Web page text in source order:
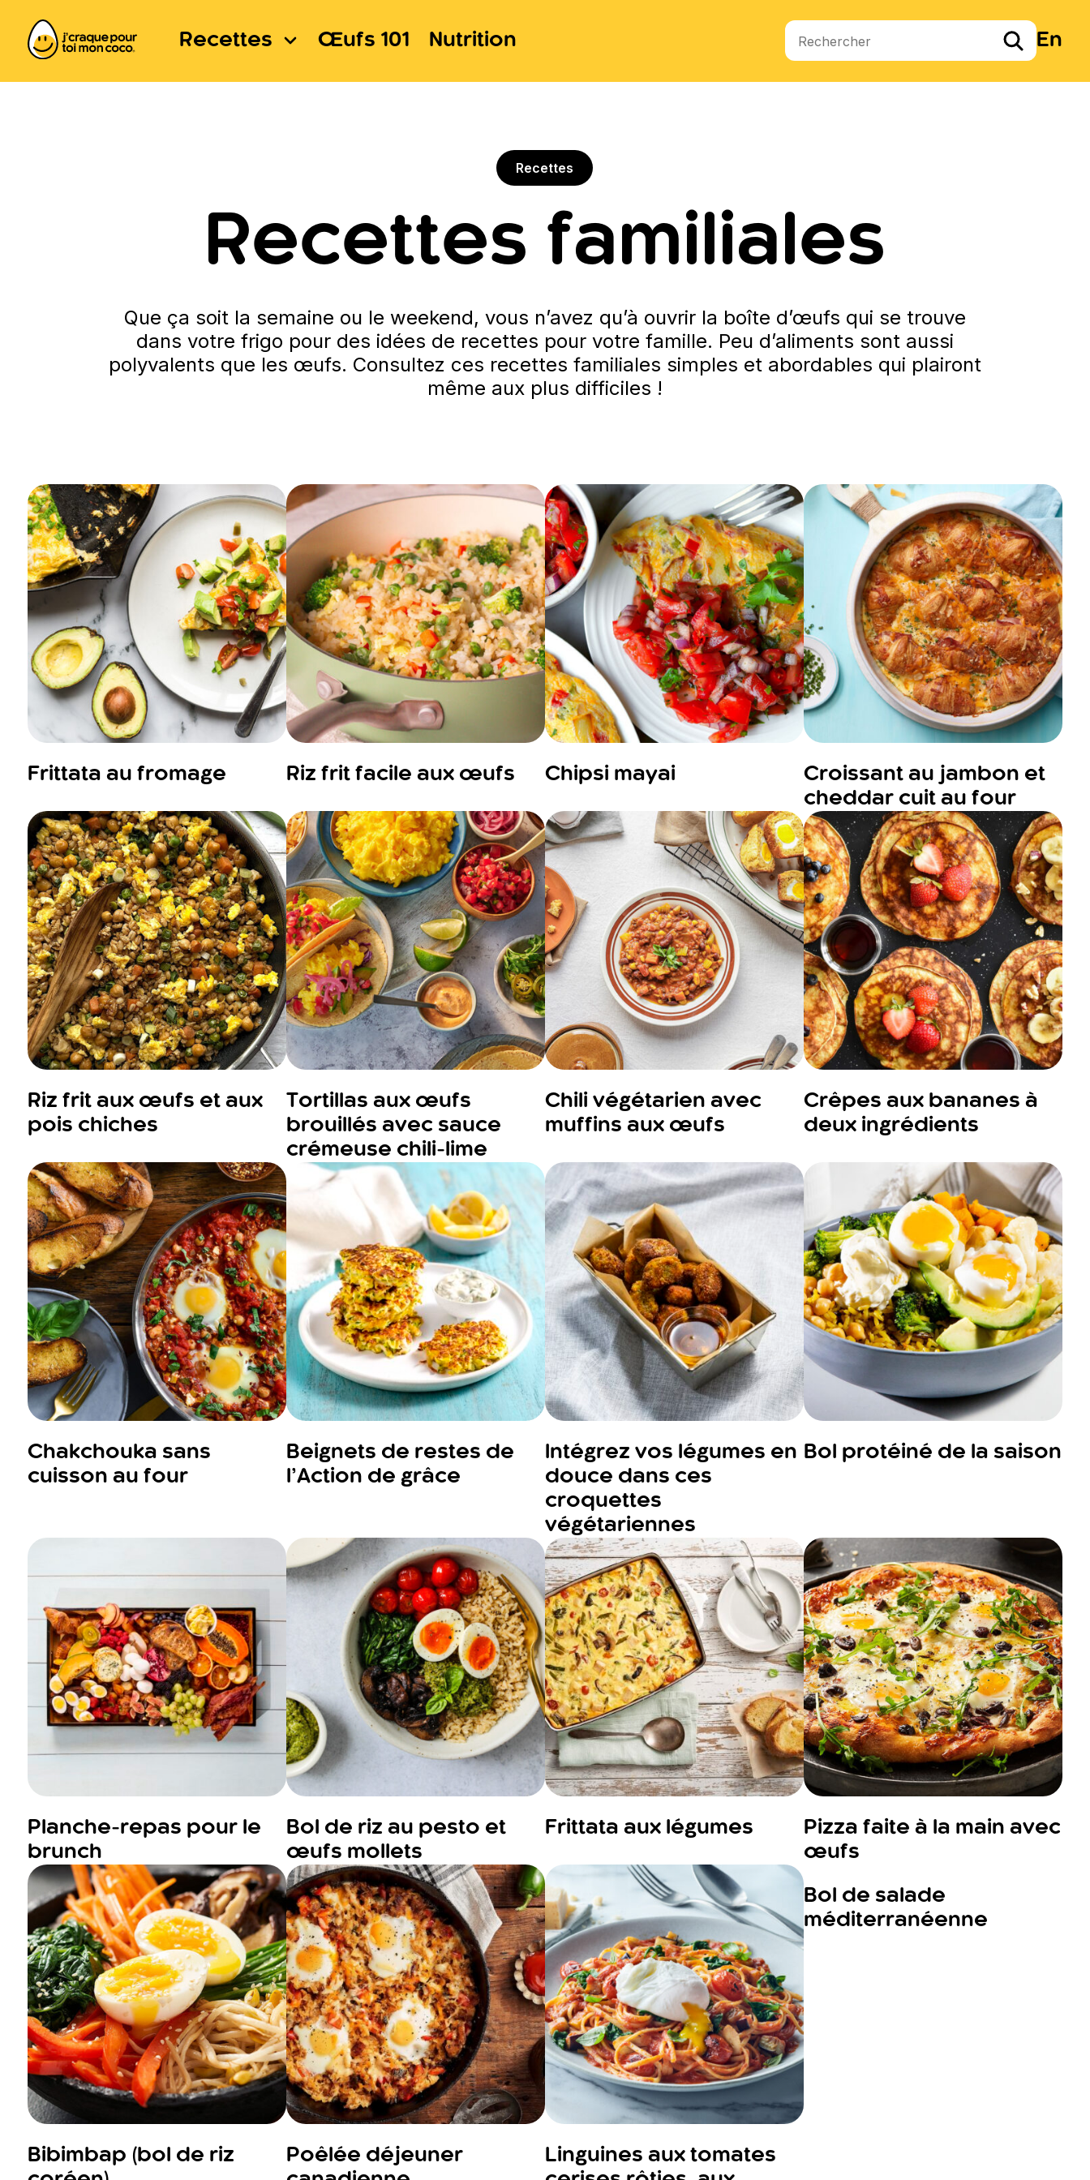
Recettes Œufs 101 Nutrition Termes de recherche En
Recettes
Recettes familiales
Que ça soit la semaine ou le weekend, vous n’avez qu’à ouvrir la boîte d’œufs qui se trouve
dans votre frigo pour des idées de recettes pour votre famille. Peu d’aliments sont aussi
polyvalents que les œufs. Consultez ces recettes familiales simples et abordables qui plairont
même aux plus difficiles !
Frittata au fromage Riz frit facile aux œufs Chipsi mayai
Croissant au jambon et
cheddar cuit au four
Riz frit aux œufs et aux
pois chiches
Tortillas aux œufs
brouillés avec sauce
crémeuse chili-lime
Chili végétarien avec
muffins aux œufs
Crêpes aux bananes à
deux ingrédients
Chakchouka sans
cuisson au four
Beignets de restes de
l’Action de grâce
Intégrez vos légumes en
douce dans ces
croquettes
végétariennes
Bol protéiné de la saison
Planche-repas pour le
brunch
Bol de riz au pesto et
œufs mollets
Frittata aux légumes
Pizza faite à la main avec
œufs
Bibimbap (bol de riz
Poêlée déjeuner
Linguines aux tomates
Bol de salade
méditerranéenne